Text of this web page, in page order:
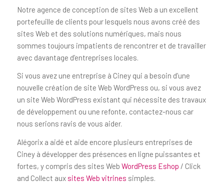
Notre agence de conception de sites Web a un excellent
portefeuille de clients pour lesquels nous avons créé des
sites Web et des solutions numériques, mais nous
sommes toujours impatients de rencontrer et de travailler
avec davantage d’entreprises locales.
Si vous avez une entreprise à Ciney qui a besoin d’une
nouvelle création de site Web WordPress ou, si vous avez
un site Web WordPress existant qui nécessite des travaux
de développement ou une refonte, contactez-nous car
nous serions ravis de vous aider.
Alégorix a aidé et aide encore plusieurs entreprises de
Ciney à développer des présences en ligne puissantes et
fortes, y compris des sites Web WordPress Eshop / Click
and Collect aux sites Web vitrines simples.